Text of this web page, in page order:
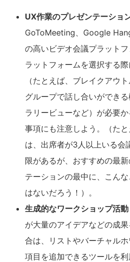
UX作業のプレゼンテーショ
GoToMeeting、Google
の高いビデオ会議プラット
ラットフォームを選択する
（たとえば、ブレイクアウ
グループで話し合いができ
ラリービューなど）が必要
事項にも注意しよう。（た
は、出席者が3人以上いる会
限があるが、おすすめの最
テーションの最中に、こん
はないだろう！）。
生成的なワークショップ活動
が大量のアイデアなどの成
合は、リストやバーチャル
項目を追加できるツールを